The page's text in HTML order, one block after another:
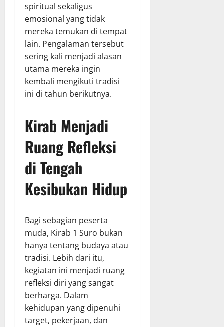
spiritual sekaligus
emosional yang tidak
mereka temukan di tempat
lain. Pengalaman tersebut
sering kali menjadi alasan
utama mereka ingin
kembali mengikuti tradisi
ini di tahun berikutnya.
Kirab Menjadi
Ruang Refleksi
di Tengah
Kesibukan Hidup
Bagi sebagian peserta
muda, Kirab 1 Suro bukan
hanya tentang budaya atau
tradisi. Lebih dari itu,
kegiatan ini menjadi ruang
refleksi diri yang sangat
berharga. Dalam
kehidupan yang dipenuhi
target, pekerjaan, dan